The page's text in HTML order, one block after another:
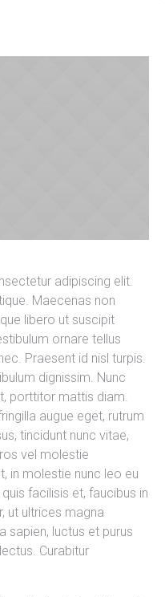
adipiscing elit.
Maecenas non
libero ut suscipit
ornare tellus
Praesent id nisl turpis.
dignissim. Nunc
porttitor mattis diam.
augue eget, rutrum
tincidunt nunc vitae,
vel molestie
in molestie nunc leo eu
facilisis et, faucibus in
ut ultrices magna
sapien, luctus et purus
Curabitur